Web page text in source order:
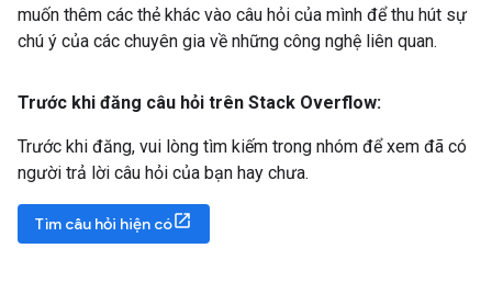
muốn thêm các thẻ khác vào câu hỏi của mình để thu hút sự
chú ý của các chuyên gia về những công nghệ liên quan.
Trước khi đăng câu hỏi trên Stack Overflow:
Trước khi đăng, vui lòng tìm kiếm trong nhóm để xem đã có
người trả lời câu hỏi của bạn hay chưa.
Tìm câu hỏi hiện có